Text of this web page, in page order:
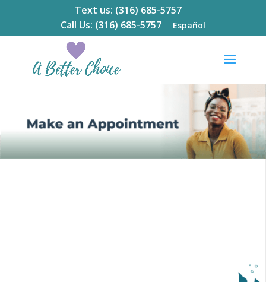
Text us: (316) 685-5757
Call Us: (316) 685-5757
Español